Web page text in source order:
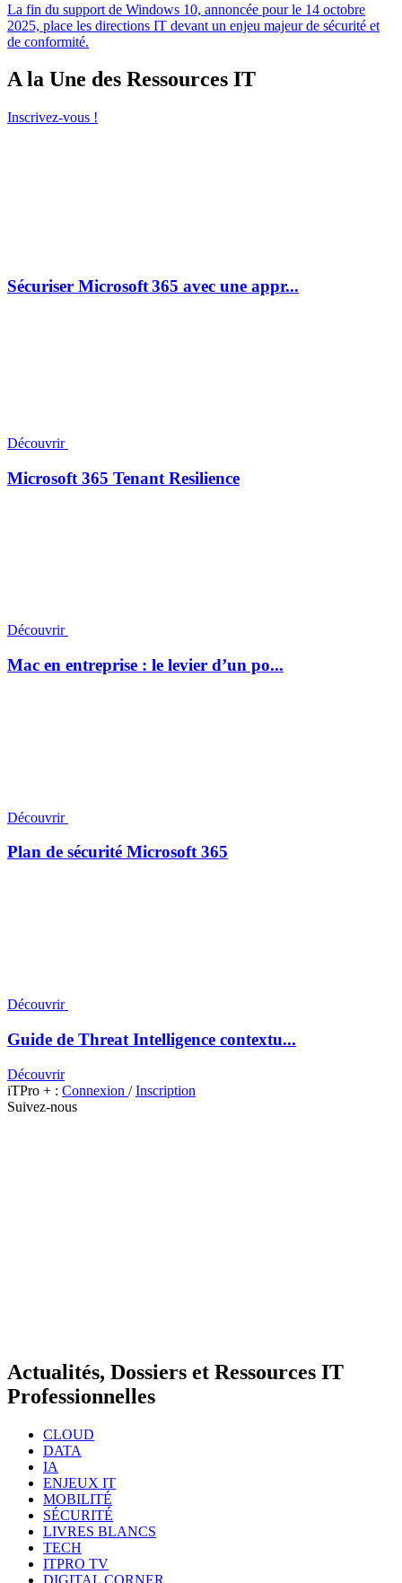
La fin du support de Windows 10, annoncée pour le 14 octobre
2025, place les directions IT devant un enjeu majeur de sécurité et
de conformité.
A la Une des Ressources IT
Inscrivez-vous !
Sécuriser Microsoft 365 avec une appr...
Découvrir
Microsoft 365 Tenant Resilience
Découvrir
Mac en entreprise : le levier d’un po...
Découvrir
Plan de sécurité Microsoft 365
Découvrir
Guide de Threat Intelligence contextu...
Découvrir
iTPro + : Connexion /Inscription
Suivez-nous
Actualités, Dossiers et Ressources IT
Professionnelles
CLOUD
DATA
IA
ENJEUX IT
MOBILITÉ
SÉCURITÉ
LIVRES BLANCS
TECH
ITPRO TV